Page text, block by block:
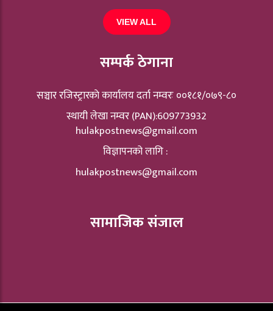
VIEW ALL
सम्पर्क ठेगाना
सञ्चार रजिस्ट्रारकाे कार्यालय दर्ता नम्वरः ००१८१/०७९-८०
स्थायी लेखा नम्वर (PAN):609773932
hulakpostnews@gmail.com
विज्ञापनको लागि :
hulakpostnews@gmail.com
सामाजिक संजाल